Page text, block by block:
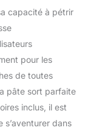
capacité à pétrir
pour les
de toutes
pâte sort parfaite
inclus, il est
s’aventurer dans